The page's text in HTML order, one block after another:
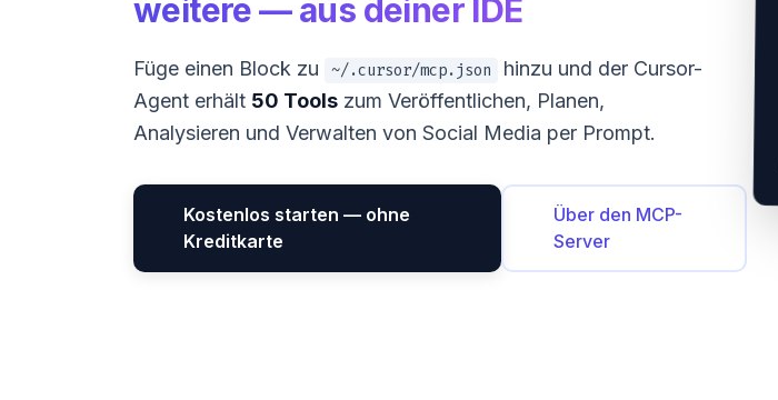
weitere — aus deiner IDE
Füge einen Block zu ~/.cursor/mcp.json
hinzu und der Cursor-
Agent erhält 50 Tools zum Veröffentlichen, Planen,
Analysieren und Verwalten von Social Media per Prompt.
Kostenlos starten — ohne
Kreditkarte
Über den MCP-
Server